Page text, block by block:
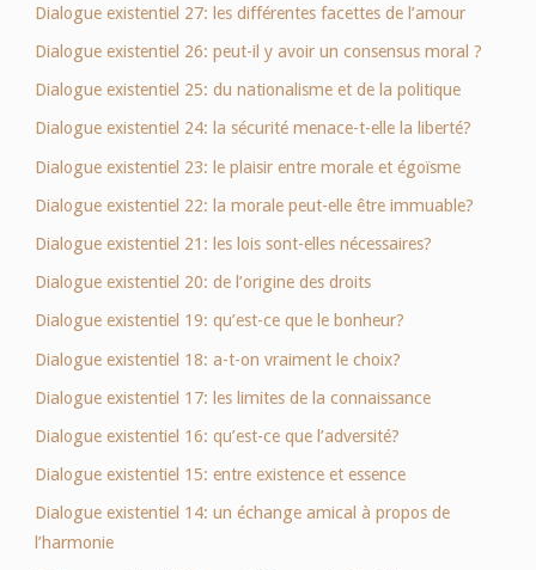
Dialogue existentiel 27: les différentes facettes de l’amour
Dialogue existentiel 26: peut-il y avoir un consensus moral ?
Dialogue existentiel 25: du nationalisme et de la politique
Dialogue existentiel 24: la sécurité menace-t-elle la liberté?
Dialogue existentiel 23: le plaisir entre morale et égoïsme
Dialogue existentiel 22: la morale peut-elle être immuable?
Dialogue existentiel 21: les lois sont-elles nécessaires?
Dialogue existentiel 20: de l’origine des droits
Dialogue existentiel 19: qu’est-ce que le bonheur?
Dialogue existentiel 18: a-t-on vraiment le choix?
Dialogue existentiel 17: les limites de la connaissance
Dialogue existentiel 16: qu’est-ce que l’adversité?
Dialogue existentiel 15: entre existence et essence
Dialogue existentiel 14: un échange amical à propos de
l’harmonie